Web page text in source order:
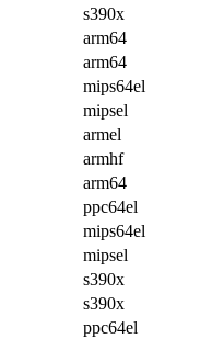
s390x
arm64
arm64
mips64el
mipsel
armel
armhf
arm64
ppc64el
mips64el
mipsel
s390x
s390x
ppc64el